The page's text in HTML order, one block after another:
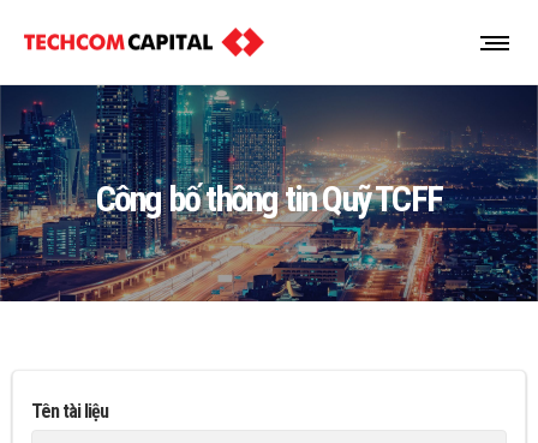
Công bố thông tin Quỹ TCFF
Tên tài liệu